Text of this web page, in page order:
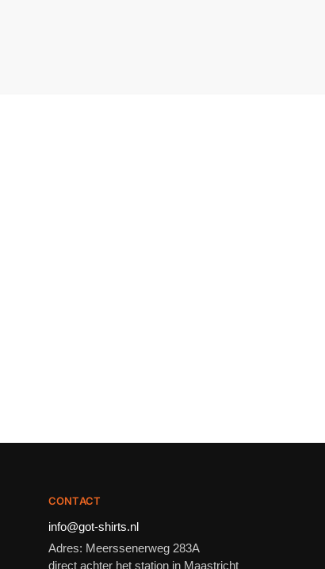
CONTACT
info@got-shirts.nl
Adres: Meerssenerweg 283A
direct achter het station in Maastricht